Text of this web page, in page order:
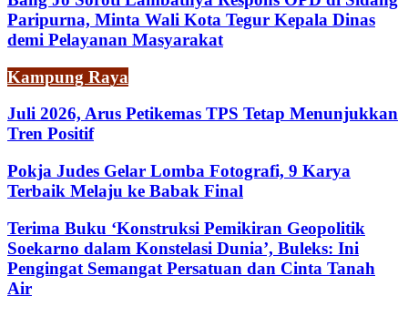
Paripurna, Minta Wali Kota Tegur Kepala Dinas
demi Pelayanan Masyarakat
Kampung Raya
Juli 2026, Arus Petikemas TPS Tetap Menunjukkan
Tren Positif
Pokja Judes Gelar Lomba Fotografi, 9 Karya
Terbaik Melaju ke Babak Final
Terima Buku ‘Konstruksi Pemikiran Geopolitik
Soekarno dalam Konstelasi Dunia’, Buleks: Ini
Pengingat Semangat Persatuan dan Cinta Tanah
Air